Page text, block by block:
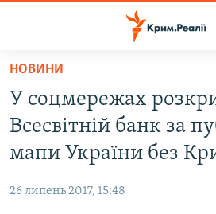
Перейти
основного
матеріалу
до
основної
ВОДА.КРИМ
ВІДЕО ТА ФОТО
БЛОГИ
НОВИНИ
У соцмережах
Всесвітній банк за
мапи України без
26 липень 2017, 15:48